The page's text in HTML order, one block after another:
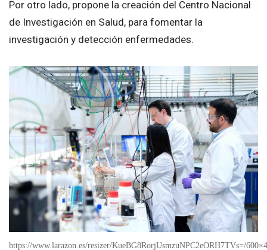
Por otro lado, propone la creación del Centro Nacional
de Investigación en Salud, para fomentar la
investigación y detección enfermedades.
https://www.larazon.es/resizer/KueBG8RorjUsmzuNPC2eORH7TVs=/